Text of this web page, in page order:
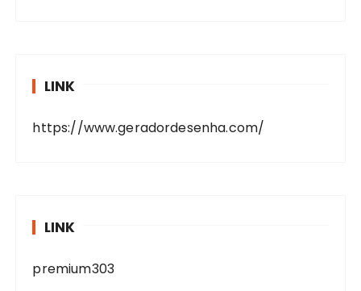
LINK
https://www.geradordesenha.com/
LINK
premium303